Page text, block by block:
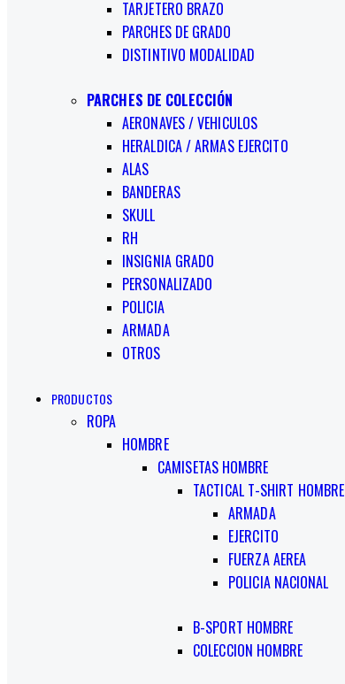
TARJETERO BRAZO
PARCHES DE GRADO
DISTINTIVO MODALIDAD
PARCHES DE COLECCIÓN
AERONAVES / VEHICULOS
HERALDICA / ARMAS EJERCITO
ALAS
BANDERAS
SKULL
RH
INSIGNIA GRADO
PERSONALIZADO
POLICIA
ARMADA
OTROS
PRODUCTOS
ROPA
HOMBRE
CAMISETAS HOMBRE
TACTICAL T-SHIRT HOMBRE
ARMADA
EJERCITO
FUERZA AEREA
POLICIA NACIONAL
B-SPORT HOMBRE
COLECCION HOMBRE